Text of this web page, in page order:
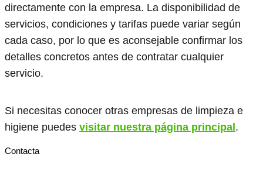
directamente con la empresa. La disponibilidad de
servicios, condiciones y tarifas puede variar según
cada caso, por lo que es aconsejable confirmar los
detalles concretos antes de contratar cualquier
servicio.
Si necesitas conocer otras empresas de limpieza e
higiene puedes visitar nuestra página principal .
Contacta